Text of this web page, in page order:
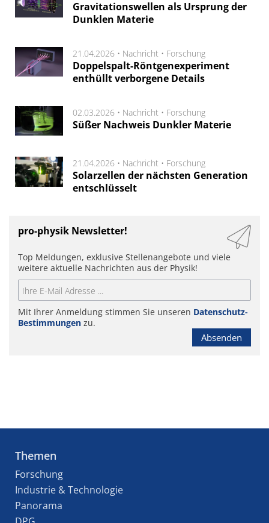
Gravitationswellen als Ursprung der
Dunklen Materie
21.04.2026 • Nachricht • Forschung
Doppelspalt-Röntgenexperiment
enthüllt verborgene Details
02.03.2026 • Nachricht • Forschung
Süßer Nachweis Dunkler Materie
21.04.2026 • Nachricht • Forschung
Solarzellen der nächsten Generation
entschlüsselt
pro-physik Newsletter!
Top Meldungen, exklusive Stellenangebote und viele
weitere aktuelle Nachrichten aus der Physik!
Mit Ihrer Anmeldung stimmen Sie unseren Datenschutz-
Bestimmungen zu.
Absenden
Themen
Forschung
Industrie & Technologie
Panorama